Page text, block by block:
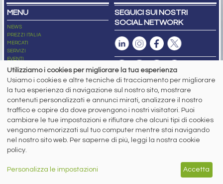
MENU
NEWS
PREZZI ITALIA
MERCATI
SERVIZI
EVENTI
ABBONAMENTI
NEWSLETTER
SEGUICI SUI NOSTRI
SOCIAL NETWORK
Capitale Sociale: 190.000€ interamente versato
Registro delle Imprese di Brescia
Codice Fiscale e Partita I.V.A.:IT03562320170
R.E.A. n. 419331
www.siderweb.com: Autorizzazione del Tribunale di Brescia n. 11/2004 del 17
marzo 2004, Iscrizione al R.O.C. n. 26116.
Direttrice Responsabile:
Elisa Bonomelli
Stefano Gennari
Utilizziamo i cookies per migliorare la tua esperienza
Usiamo i cookies e altre tecniche di tracciamento per migliorare
la tua esperienza di navigazione sul nostro sito, mostrare
contenuti personalizzati e annunci mirati, analizzare il nostro
traffico e capire da dove provengono i nostri visitatori. Puoi
cambiare le tue impostazioni e rifiutare che alcuni tipi di cookies
vengano memorizzati sul tuo computer mentre stai navigando
nel nostro sito web. Per saperne di più, leggi la nostra cookie
policy.
Personalizza le impostazioni Accetta